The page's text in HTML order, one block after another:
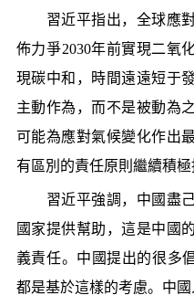
習近平指出，全球應對
佈力爭2030年前實現二氧
現碳中和，時間遠遠短于
主動作為，而不是被動為
可能為應對氣候變化作出
有區別的責任原則繼續積極
習近平強調，中國盡己
國家提供幫助，這是中國
義責任。中國提出的很多
都是基於這樣的考慮。中國